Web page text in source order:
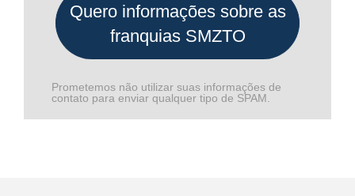
Quero informações sobre as
franquias SMZTO
Prometemos não utilizar suas informações de
contato para enviar qualquer tipo de SPAM.